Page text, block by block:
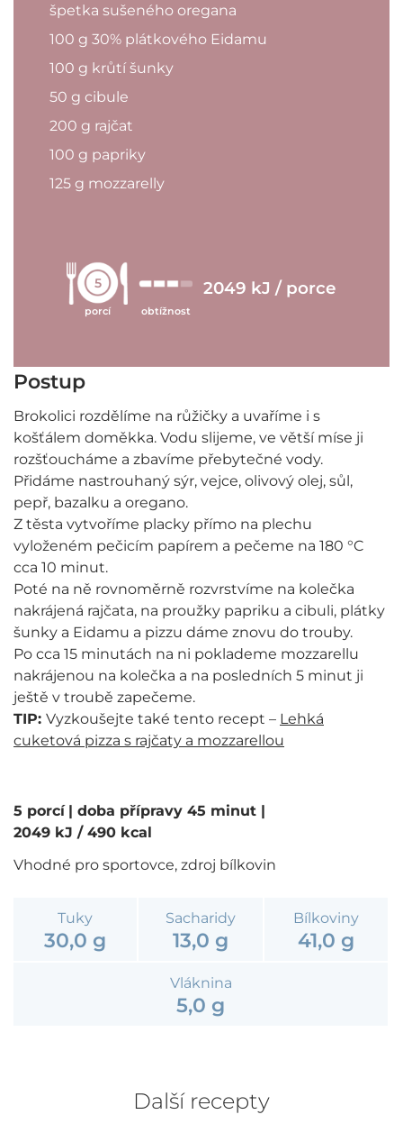
špetka sušeného oregana
100 g 30% plátkového Eidamu
100 g krůtí šunky
50 g cibule
200 g rajčat
100 g papriky
125 g mozzarelly
5
porcí obtížnost
2049 kJ / porce
Postup
Brokolici rozdělíme na růžičky a uvaříme i s
košťálem doměkka. Vodu slijeme, ve větší míse ji
rozšťoucháme a zbavíme přebytečné vody.
Přidáme nastrouhaný sýr, vejce, olivový olej, sůl,
pepř, bazalku a oregano.
Z těsta vytvoříme placky přímo na plechu
vyloženém pečicím papírem a pečeme na 180 °C
cca 10 minut.
Poté na ně rovnoměrně rozvrstvíme na kolečka
nakrájená rajčata, na proužky papriku a cibuli, plátky
šunky a Eidamu a pizzu dáme znovu do trouby.
Po cca 15 minutách na ni poklademe mozzarellu
nakrájenou na kolečka a na posledních 5 minut ji
ještě v troubě zapečeme.
TIP: Vyzkoušejte také tento recept – Lehká
cuketová pizza s rajčaty a mozzarellou
5 porcí | doba přípravy 45 minut |
2049 kJ / 490 kcal
Vhodné pro sportovce, zdroj bílkovin
Tuky
30,0 g
Sacharidy
13,0 g
Bílkoviny
41,0 g
Vláknina
5,0 g
Další recepty